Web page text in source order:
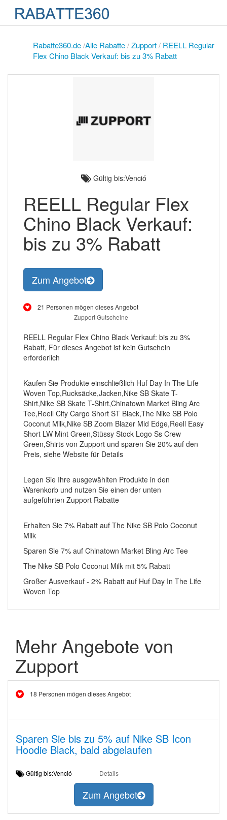
Rabatte360.de/Alle Rabatte/Zupport/ REELL Regular
Flex Chino Black Verkauf: bis zu 3% Rabatt
Gültig bis:Venció
REELL Regular Flex
Chino Black Verkauf:
bis zu 3% Rabatt
Zum Angebot
21 Personen mögen dieses Angebot
Zupport Gutscheine
REELL Regular Flex Chino Black Verkauf: bis zu 3%
Rabatt, Für dieses Angebot ist kein Gutschein
erforderlich
Kaufen Sie Produkte einschließlich Huf Day In The Life
Woven Top,Rucksäcke,Jacken,Nike SB Skate T-
Shirt,Nike SB Skate T-Shirt,Chinatown Market Bling Arc
Tee,Reell City Cargo Short ST Black,The Nike SB Polo
Coconut Milk,Nike SB Zoom Blazer Mid Edge,Reell Easy
Short LW Mint Green,Stüssy Stock Logo Ss Crew
Green,Shirts von Zupport und sparen Sie 20% auf den
Preis, siehe Website für Details
Legen Sie Ihre ausgewählten Produkte in den
Warenkorb und nutzen Sie einen der unten
aufgeführten Zupport Rabatte
Erhalten Sie 7% Rabatt auf The Nike SB Polo Coconut
Milk
Sparen Sie 7% auf Chinatown Market Bling Arc Tee
The Nike SB Polo Coconut Milk mit 5% Rabatt
Großer Ausverkauf - 2% Rabatt auf Huf Day In The Life
Woven Top
Mehr Angebote von
Zupport
18 Personen mögen dieses Angebot
Sparen Sie bis zu 5% auf Nike SB Icon
Hoodie Black, bald abgelaufen
Gültig bis:Venció Details
Zum Angebot